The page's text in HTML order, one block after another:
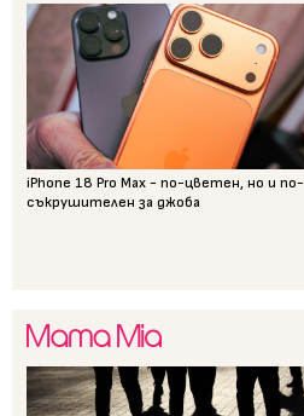
iPhone 18 Pro Max - по-цветен, но и по-
съкрушителен за джоба